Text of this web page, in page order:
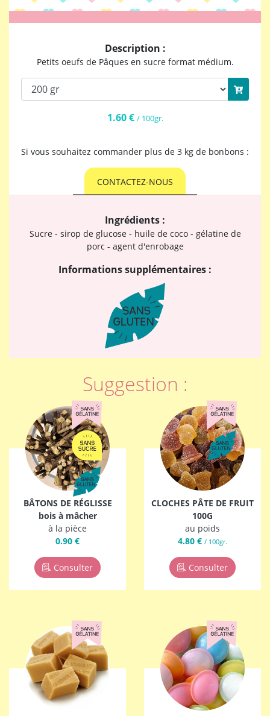
Description :
Petits oeufs de Pâques en sucre format médium.
1.60 € / 100gr.
Si vous souhaitez commander plus de 3 kg de bonbons :
CONTACTEZ-NOUS
Ingrédients :
Sucre - sirop de glucose - huile de coco - gélatine de
porc - agent d'enrobage
Informations supplémentaires :
Suggestion :
BÂTONS DE RÉGLISSE
bois à mâcher
à la pièce
0.90 €
Consulter
CLOCHES PÂTE DE FRUIT
100G
au poids
4.80 € / 100gr.
Consulter